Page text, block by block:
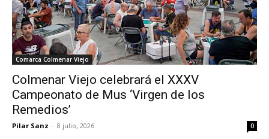
Comarca Colmenar Viejo
Colmenar Viejo celebrará el XXXV
Campeonato de Mus ‘Virgen de los
Remedios’
Pilar Sanz - 8 julio, 2026 0